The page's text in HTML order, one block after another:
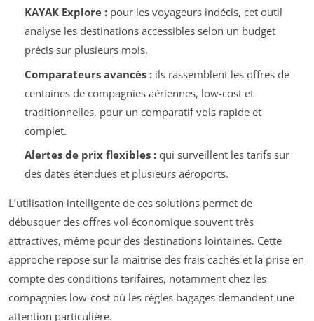
KAYAK Explore :pour les voyageurs indécis, cet outil
analyse les destinations accessibles selon un budget
précis sur plusieurs mois.
Comparateurs avancés :ils rassemblent les offres de
centaines de compagnies aériennes, low-cost et
traditionnelles, pour un comparatif vols rapide et
complet.
Alertes de prix flexibles :qui surveillent les tarifs sur
des dates étendues et plusieurs aéroports.
L’utilisation intelligente de ces solutions permet de
débusquer des offres vol économique souvent très
attractives, même pour des destinations lointaines. Cette
approche repose sur la maîtrise des frais cachés et la prise en
compte des conditions tarifaires, notamment chez les
compagnies low-cost où les règles bagages demandent une
attention particulière.